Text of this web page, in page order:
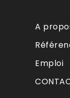
A
Emploi